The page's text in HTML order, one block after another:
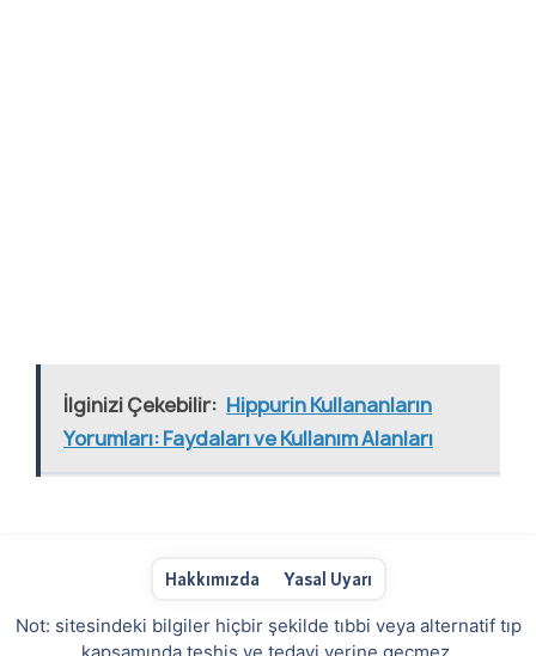
İlginizi Çekebilir: Hippurin Kullananların
Yorumları: Faydaları ve Kullanım Alanları
Hakkımızda Yasal Uyarı
Not: sitesindeki bilgiler hiçbir şekilde tıbbi veya alternatif tıp